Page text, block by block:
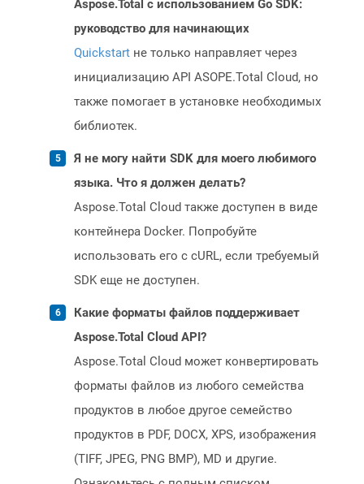
Aspose.Total с использованием Go SDK:
руководство для начинающих
Quickstart не только направляет через
инициализацию API ASOPE.Total Cloud, но
также помогает в установке необходимых
библиотек.
Я не могу найти SDK для моего любимого
языка. Что я должен делать?
Aspose.Total Cloud также доступен в виде
контейнера Docker. Попробуйте
использовать его с cURL, если требуемый
SDK еще не доступен.
Какие форматы файлов поддерживает
Aspose.Total Cloud API?
Aspose.Total Cloud может конвертировать
форматы файлов из любого семейства
продуктов в любое другое семейство
продуктов в PDF, DOCX, XPS, изображения
(TIFF, JPEG, PNG BMP), MD и другие.